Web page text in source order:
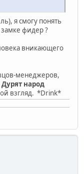
я смогу понять
замке фидер ?
вникающего
менеджеров,
Дурят народ
взгляд. *Drink*